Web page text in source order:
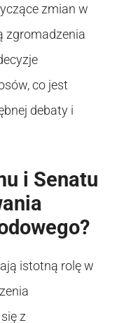
zmian w
zgromadzenia
co jest
debaty i
i Senatu
istotną rolę w
z